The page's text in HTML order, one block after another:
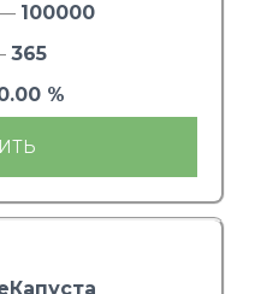
100000
365
%